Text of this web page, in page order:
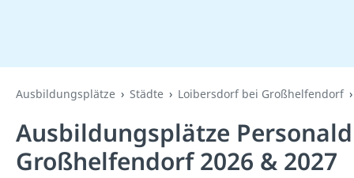
Ausbildungsplätze Städte Loibersdorf bei Großhelfendorf
Ausbildungsplätze
Großhelfendorf 2026 & 2027